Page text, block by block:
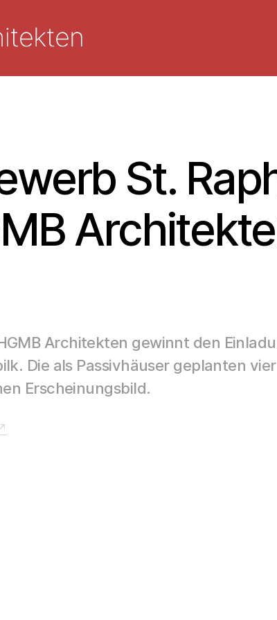
St.
Architekten gewinnt den
Die als Passivhäuser geplanten
Erscheinungsbild.